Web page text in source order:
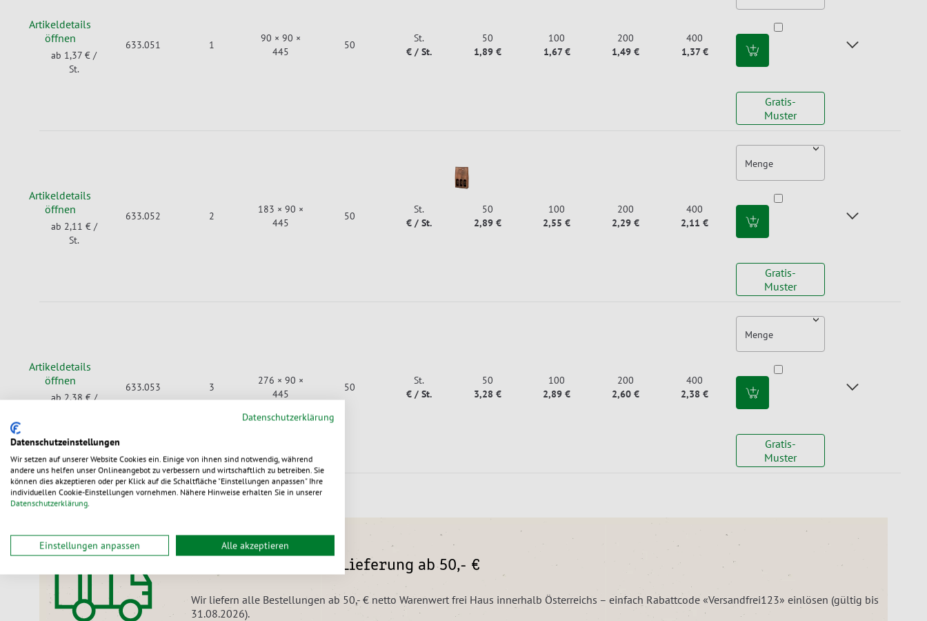
Artikeldetails
öffnen
ab 1,37 € /
St.
633.051 1
90 × 90 ×
445
50
St.
€ / St.
50
1,89 €
100
1,67 €
200
1,49 €
400
1,37 €
Gratis-
Muster
Artikeldetails
öffnen
ab 2,11 € /
St.
633.052 2
183 × 90 ×
445
50
St.
€ / St.
50
2,89 €
100
2,55 €
200
2,29 €
400
2,11 €
Menge
Gratis-
Muster
Artikeldetails
öffnen
ab 2,38 €/
633.053 3
276 × 90 ×
445
50
St.
€ / St.
50
3,28 €
100
2,89 €
200
2,60 €
400
2,38 €
Menge
Gratis-
Muster
Nur noch für kurze Zeit:
Versandkostenfreie Lieferung ab 50,- €
Wir liefern alle Bestellungen ab 50,- € netto Warenwert frei Haus innerhalb Österreichs – einfach Rabattcode «Versandfrei123» einlösen (gültig bis
31.08.2026).
Datenschutzerklärung
Datenschutzeinstellungen
Wir setzen auf unserer Website Cookies ein. Einige von ihnen sind notwendig, während
andere uns helfen unser Onlineangebot zu verbessern und wirtschaftlich zu betreiben. Sie
können dies akzeptieren oder per Klick auf die Schaltfläche "Einstellungen anpassen" Ihre
individuellen Cookie-Einstellungen vornehmen. Nähere Hinweise erhalten Sie in unserer
Datenschutzerklärung.
Einstellungen anpassen Alle akzeptieren